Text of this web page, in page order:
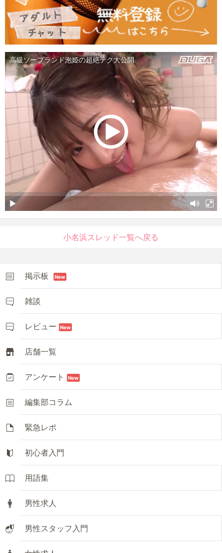
小名浜スレッド一覧へ戻る
掲示板 New
雑談
レビュー New
店舗一覧
アンケート New
編集部コラム
緊急レポ
初心者入門
用語集
男性求人
男性スタッフ入門